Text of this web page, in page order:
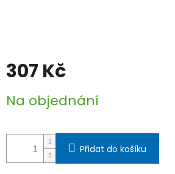
307 Kč
cena:
Na objednání
Přidat do košíku